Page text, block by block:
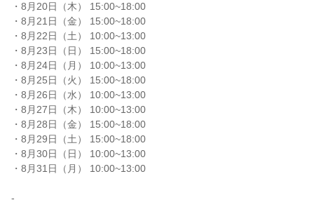
・8月20日（木） 15:00~18:00
・8月21日（金） 15:00~18:00
・8月22日（土） 10:00~13:00
・8月23日（日） 15:00~18:00
・8月24日（月） 10:00~13:00
・8月25日（火） 15:00~18:00
・8月26日（水） 10:00~13:00
・8月27日（木） 10:00~13:00
・8月28日（金） 15:00~18:00
・8月29日（土） 15:00~18:00
・8月30日（日） 10:00~13:00
・8月31日（月） 10:00~13:00
-